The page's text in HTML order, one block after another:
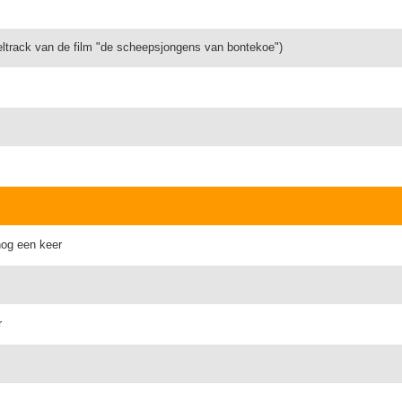
van de film "de scheepsjongens van bontekoe")
een keer